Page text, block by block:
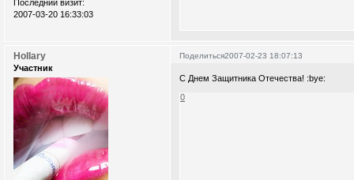
Последний визит:
2007-03-20 16:33:03
Поделиться2007-02-23 18:07:13
Hollary
Участник
С Днем Защитника Отечества! :bye:
0